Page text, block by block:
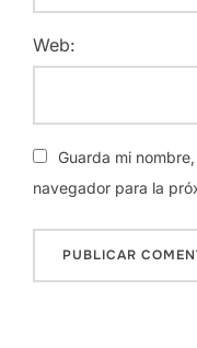
Web:
Guarda mi
navegador para la